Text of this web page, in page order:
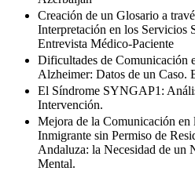
Creación de un Glosario a
Interpretación en los Servicios
Entrevista Médico-Paciente
Dificultades de Comunicación
Alzheimer: Datos de un Caso.
El Síndrome SYNGAP1:
Intervención.
Mejora de la Comunicación en
Inmigrante sin Permiso de
Andaluza: la Necesidad de un
Mental.